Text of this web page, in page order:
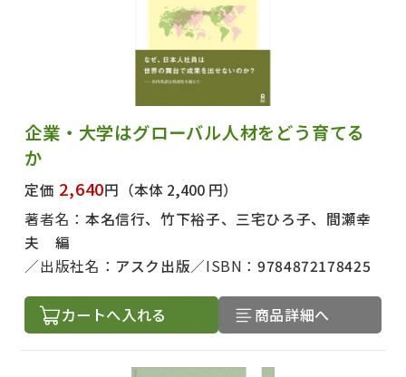
企業・大学はグローバル人材をどう育てる
か
定価 2,640円 （本体 2,400 円）
著者名： 本名信行、竹下裕子、三宅ひろ子、間瀬幸
夫 編
出版社名： アスク出版 ISBN：9784872178425
カートへ入れる 商品詳細へ